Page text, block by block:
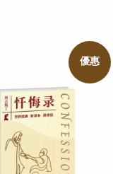
優惠